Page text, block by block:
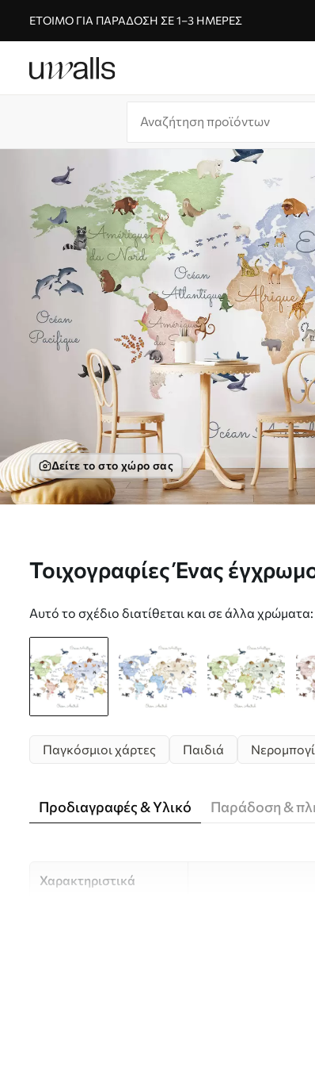
ΈΤΟΙΜΟ ΓΙΑ ΠΑΡΆΔΟΣΗ ΣΕ 1–3 ΗΜΈΡΕΣ
Δείτε το στο χώρο σας
Τοιχογραφίες Ένας
c00012fr
Αυτό το σχέδιο διατίθεται και σε άλλα χρώματα:
Παγκόσμιοι χάρτες Παιδιά
Προδιαγραφές & Υλικό Παράδοση &
Χαρακτηριστικά